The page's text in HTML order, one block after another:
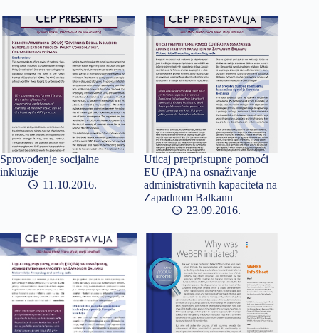
Sprovođenje socijalne
inkluzije
11.10.2016
Uticaj pretpristupne pomoći
EU (IPA) na osnaživanje
administrativnih kapaciteta na
Zapadnom Balkanu
23.09.2016